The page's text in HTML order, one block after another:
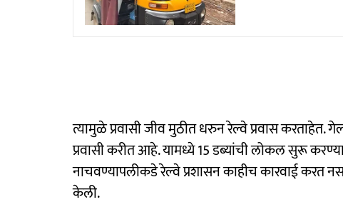
त्यामुळे प्रवासी जीव मुठीत धरुन रेल्वे प्रवास करताहेत.
प्रवासी करीत आहे. यामध्ये 15 डब्यांची लोकल सुरू
नाचवण्यापलीकडे रेल्वे प्रशासन काहीच कारवाई करत
केली.